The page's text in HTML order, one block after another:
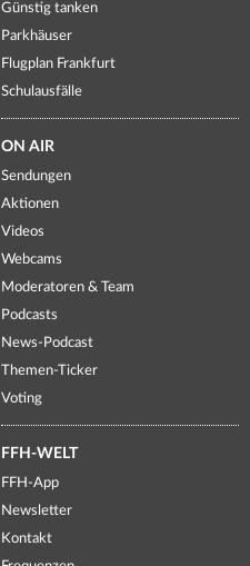
Günstig tanken
Parkhäuser
Flugplan Frankfurt
Schulausfälle
ON AIR
Sendungen
Aktionen
Videos
Webcams
Moderatoren & Team
Podcasts
News-Podcast
Themen-Ticker
Voting
FFH-WELT
FFH-App
Newsletter
Kontakt